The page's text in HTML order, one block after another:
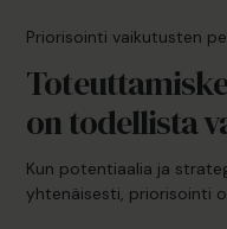
Priorisointi vaikutusten
on todellista
Kun potentiaalia ja
yhtenäisesti, priorisointi